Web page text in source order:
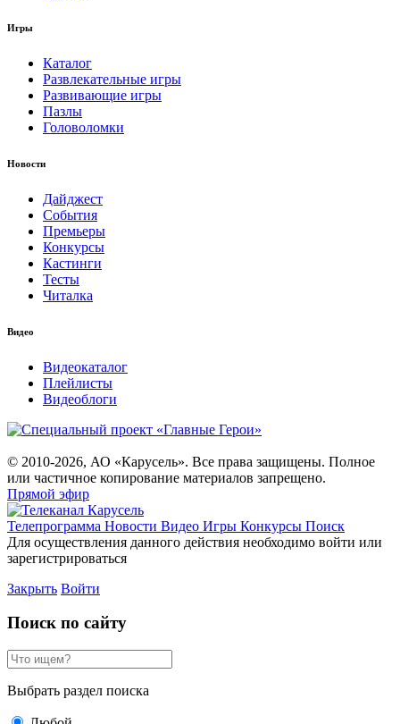
Игры
Каталог
Развлекательные игры
Развивающие игры
Пазлы
Головоломки
Новости
Дайджест
События
Премьеры
Конкурсы
Кастинги
Тесты
Читалка
Видео
Видеокаталог
Плейлисты
Видеоблоги
© 2010-2026, АО «Карусель». Все права защищены. Полное
или частичное копирование материалов запрещено.
Прямой эфир
Телепрограмма Новости Видео Игры Конкурсы Поиск
Для осуществления данного действия необходимо войти или
зарегистрироваться
Закрыть Войти
Поиск по сайту
Выбрать раздел поиска